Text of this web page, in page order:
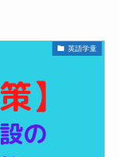
英語学童